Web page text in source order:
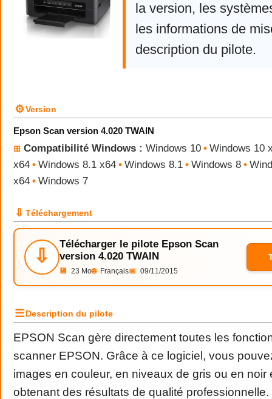
la version, les
les informations de
description du pilote.
⚙Version
Epson Scan version 4.020 TWAIN
⊞ Compatibilité Windows : Windows 10 • Windows 10
x64 • Windows 8.1 x64 • Windows 8.1 • Windows 8 •
x64 • Windows 7
⇩ Téléchargement
⇩
Télécharger le pilote Epson Scan
version 4.020 TWAIN
💾 23 Mo🌐 Français📅 09/11/2015
☰Description du pilote
EPSON Scan gère directement toutes les
scanner EPSON. Grâce à ce logiciel, vous
images en couleur, en niveaux de gris ou en noir
obtenant des résultats de qualité